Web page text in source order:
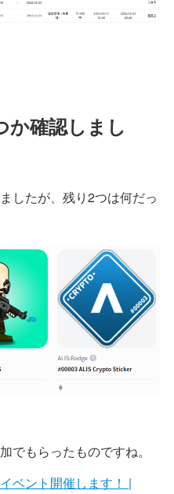
か確認しまし
したが、残り2つは何だっ
でもらったものですね。
ベント開催します！ |